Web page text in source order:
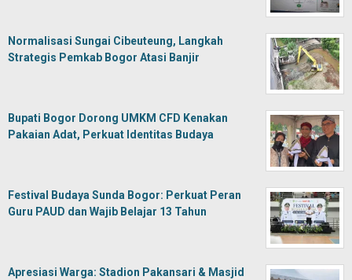
Normalisasi Sungai Cibeuteung, Langkah
Strategis Pemkab Bogor Atasi Banjir
Bupati Bogor Dorong UMKM CFD Kenakan
Pakaian Adat, Perkuat Identitas Budaya
Festival Budaya Sunda Bogor: Perkuat Peran
Guru PAUD dan Wajib Belajar 13 Tahun
Apresiasi Warga: Stadion Pakansari & Masjid